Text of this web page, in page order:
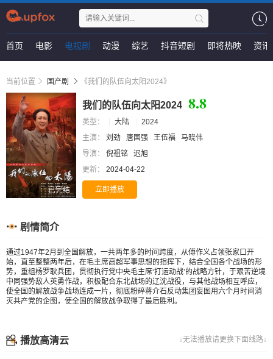
首页 电影 电视剧 动漫 综艺 抖音短剧 即将热映 资讯
当前位置 国产剧 《我们的队伍向太阳2024》
已完结
我们的队伍向太阳2024 8.8
类型： 大陆
2024
主演：
刘劲 唐国强 王伍福
马晓伟
导演：
倪祖铭
迟旭
更新：
2024-04-22
立即播放
剧情简介
通过1947年2月到全国解放，一共两年多的时间跨度，从傅作义占领张家口开
始，直至整整两年后，在毛主席高超军事思想的指挥下，结合全国各个战场的形
势，重组杨罗耿兵团，贯彻执行党中央毛主席‘打运动战’的战略方针，于艰苦逆境
中同强势敌人英勇作战，积极配合东北战场的辽沈战役，与其他战场相互呼应，
使全国的解放战争战场连成一片，彻底粉碎蒋介石反动集团妄图用六个月时间消
灭共产党的企图，使全国的解放战争取得了最后胜利。
↓无法播放请更换下面线路↓
播放高清云